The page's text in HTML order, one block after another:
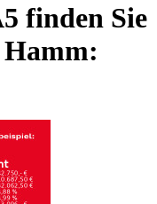
finden Sie